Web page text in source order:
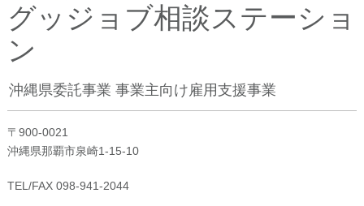
グッジョブ相談ステーショ
ン
沖縄県委託事業 事業主向け雇用支援事業
〒900-0021
沖縄県那覇市泉崎1-15-10
TEL/FAX 098-941-2044